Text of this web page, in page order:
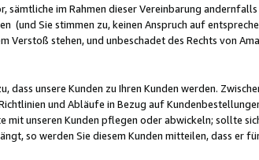
sämtliche im Rahmen dieser Vereinbarung
(und Sie stimmen zu, keinen Anspruch auf
stehen, und unbeschadet des Rechts von
dass unsere Kunden zu Ihren Kunden werden.
und Abläufe in Bezug auf
unseren Kunden pflegen oder abwickeln; sollte
so werden Sie diesem Kunden mitteilen, dass er